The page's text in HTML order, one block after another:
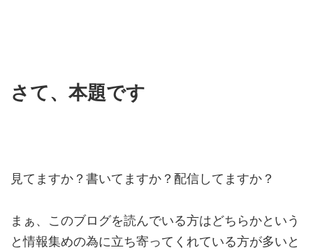
さて、本題です
見てますか？書いてますか？配信してますか？
まぁ、このブログを読んでいる方はどちらかという
と情報集めの為に立ち寄ってくれている方が多いと